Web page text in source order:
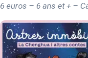
6 euros – 6 ans et + –